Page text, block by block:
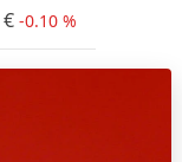
€ -0.10 %